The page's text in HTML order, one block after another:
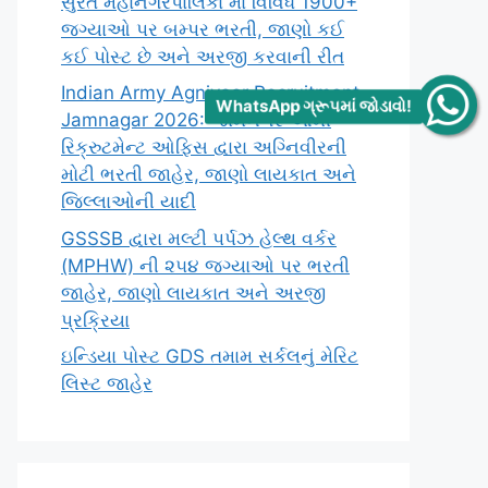
જગ્યાઓ પર બમ્પર ભરતી, જાણો કઈ
કઈ પોસ્ટ છે અને અરજી કરવાની રીત
Indian Army Agniveer Recruitment
Jamnagar 2026: જામનગર આર્મી
રિક્રુટમેન્ટ ઓફિસ દ્વારા અગ્નિવીરની
મોટી ભરતી જાહેર, જાણો લાયકાત અને
જિલ્લાઓની યાદી
GSSSB દ્વારા મલ્ટી પર્પઝ હેલ્થ વર્કર
(MPHW) ની ૨૫૪ જગ્યાઓ પર ભરતી
જાહેર, જાણો લાયકાત અને અરજી
પ્રક્રિયા
ઇન્ડિયા પોસ્ટ GDS તમામ સર્કલનું મેરિટ
લિસ્ટ જાહેર
WhatsApp ગ્રૂપમાં જોડાવો!